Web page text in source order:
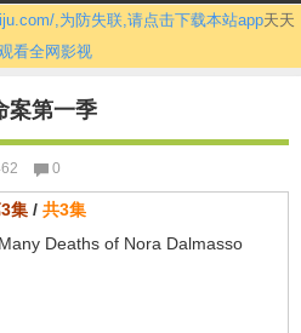
,为防失联,请点击下载本站app天天
看全网影视
案第一季
0
集 / 共3集
Deaths of Nora Dalmasso